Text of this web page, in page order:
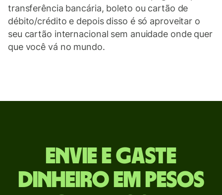
transferência bancária, boleto ou cartão de
débito/crédito e depois disso é só aproveitar o
seu cartão internacional sem anuidade onde quer
que você vá no mundo.
gaste
Envie e gaste
dinheiro em pesos